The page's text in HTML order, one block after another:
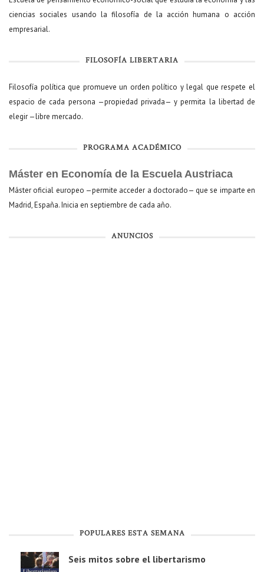
ciencias sociales usando la filosofía de la acción humana o acción
empresarial.
FILOSOFÍA LIBERTARIA
Filosofía política que promueve un orden político y legal que respete el
espacio de cada persona —propiedad privada— y permita la libertad de
elegir —libre mercado.
PROGRAMA ACADÉMICO
Máster en Economía de la Escuela Austriaca
Máster oficial europeo —permite acceder a doctorado— que se imparte en
Madrid, España. Inicia en septiembre de cada año.
ANUNCIOS
POPULARES ESTA SEMANA
Seis mitos sobre el libertarismo